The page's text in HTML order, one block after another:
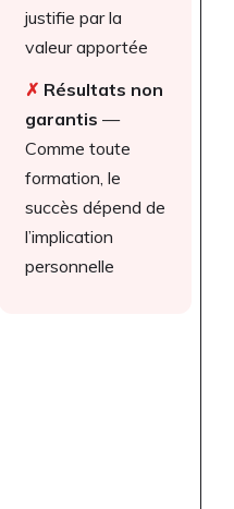
justifie par la
valeur apportée
✗ Résultats non
garantis —
Comme toute
formation, le
succès dépend de
l’implication
personnelle